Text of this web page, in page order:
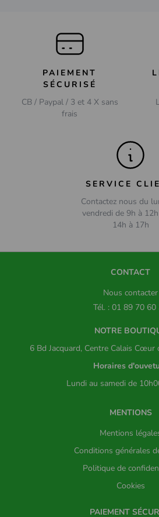
PAIEMENT
SÉCURISÉ
CB / Paypal / 3 et 4 X sans
frais
SERVICE
Contactez nous du
vendredi de 9h à
14h à 17h
CONTACT
Nous contacter
Tél. : 01 89 70 60
NOTRE
6 Bd Jacquard, Centre Calais Cœur
Horaires
Lundi au samedi de
MENTIONS
Mentions
Conditions générales
Politique de
Cookies
PAIEMENT